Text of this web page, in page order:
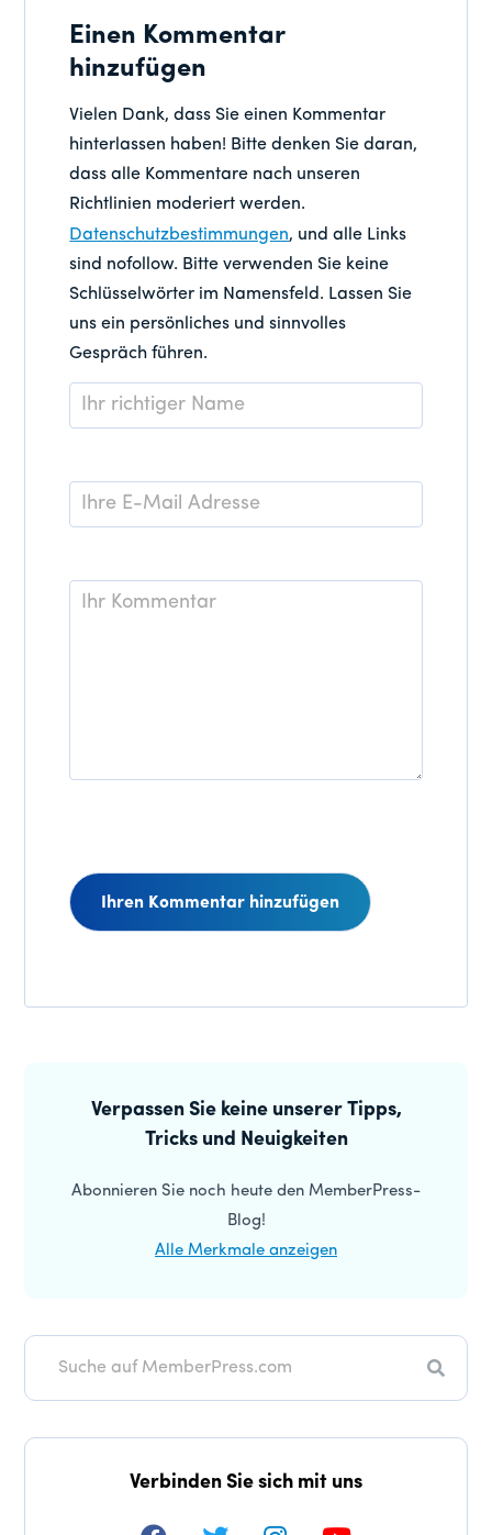
Einen Kommentar
hinzufügen
Vielen Dank, dass Sie einen Kommentar
hinterlassen haben! Bitte denken Sie daran,
dass alle Kommentare nach unseren
Richtlinien moderiert werden.
Datenschutzbestimmungen, und alle Links
sind nofollow. Bitte verwenden Sie keine
Schlüsselwörter im Namensfeld. Lassen Sie
uns ein persönliches und sinnvolles
Gespräch führen.
Name
*
E-
Mail
Kommentar
Seitenleiste
Verpassen Sie keine unserer Tipps,
Tricks und Neuigkeiten
Abonnieren Sie noch heute den MemberPress-
Blog!
Alle Merkmale anzeigen
Suche
Verbinden Sie sich mit uns